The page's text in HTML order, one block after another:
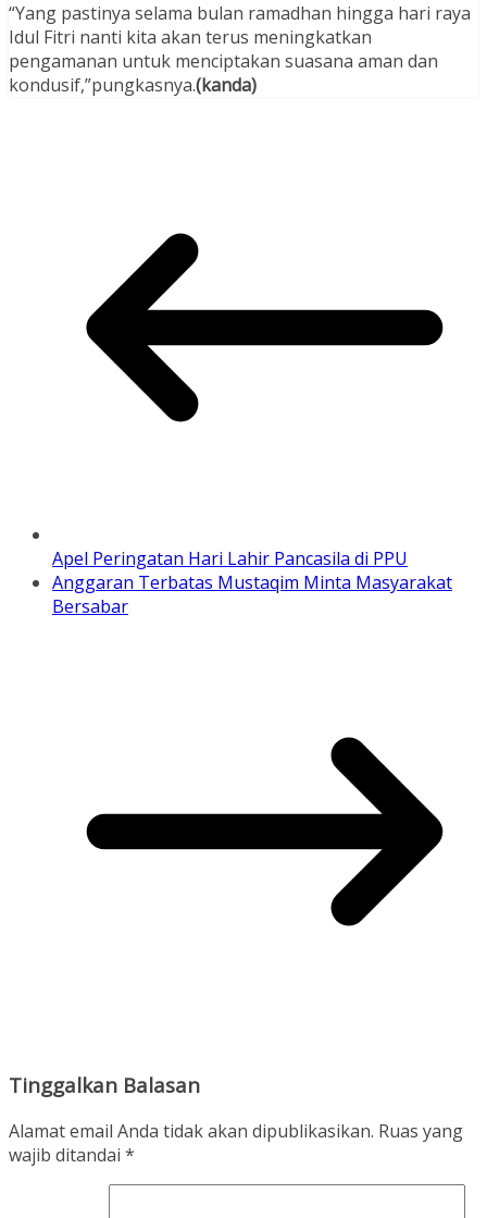
“Yang pastinya selama bulan ramadhan hingga hari raya
Idul Fitri nanti kita akan terus meningkatkan
pengamanan untuk menciptakan suasana aman dan
kondusif,”pungkasnya.(kanda)
Apel Peringatan Hari Lahir Pancasila di PPU
Anggaran Terbatas Mustaqim Minta Masyarakat
Bersabar
Tinggalkan Balasan
Alamat email Anda tidak akan dipublikasikan. Ruas yang
wajib ditandai *